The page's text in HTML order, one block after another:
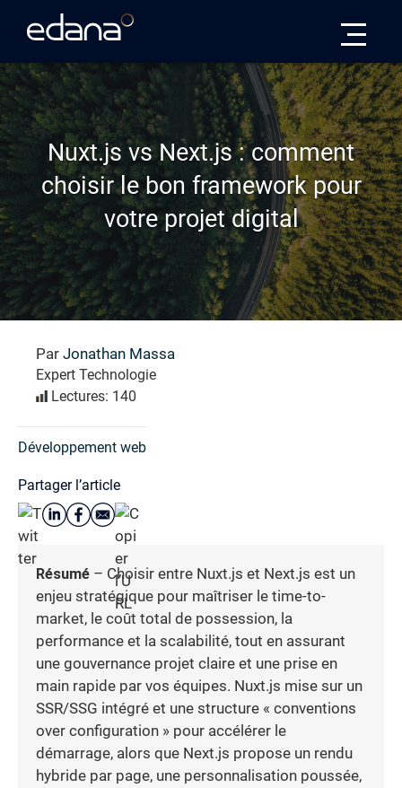
Nuxt.js vs Next.js : comment
choisir le bon framework pour
votre projet digital
Par Jonathan Massa
Expert Technologie
Lectures: 140
Développement web
Partager l’article
Résumé – Choisir entre Nuxt.js et Next.js est un
enjeu stratégique pour maîtriser le time-to-
market, le coût total de possession, la
performance et la scalabilité, tout en assurant
une gouvernance projet claire et une prise en
main rapide par vos équipes. Nuxt.js mise sur un
SSR/SSG intégré et une structure « conventions
over configuration » pour accélérer le
démarrage, alors que Next.js propose un rendu
hybride par page, une personnalisation poussée,